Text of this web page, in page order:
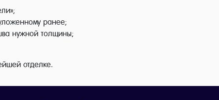
ранее;
нужной толщины;
отделке.